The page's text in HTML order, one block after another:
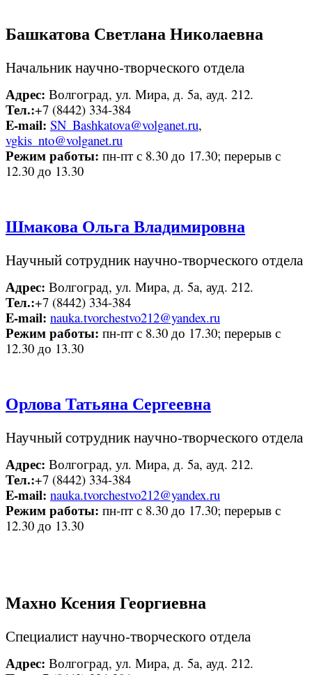
Башкатова Светлана Николаевна
Начальник научно-творческого отдела
Адрес: Волгоград, ул. Мира, д. 5а, ауд. 212.
Тел.:+7 (8442) 334-384
E-mail: SN_Bashkatova@volganet.ru,
vgkis_nto@volganet.ru
Режим работы: пн-пт с 8.30 до 17.30; перерыв с
12.30 до 13.30
Шмакова Ольга Владимировна
Научный сотрудник научно-творческого отдела
Адрес: Волгоград, ул. Мира, д. 5а, ауд. 212.
Тел.:+7 (8442) 334-384
E-mail: nauka.tvorchestvo212@yandex.ru
Режим работы: пн-пт с 8.30 до 17.30; перерыв с
12.30 до 13.30
Орлова Татьяна Сергеевна
Научный сотрудник научно-творческого отдела
Адрес: Волгоград, ул. Мира, д. 5а, ауд. 212.
Тел.:+7 (8442) 334-384
E-mail: nauka.tvorchestvo212@yandex.ru
Режим работы: пн-пт с 8.30 до 17.30; перерыв с
12.30 до 13.30
Махно Ксения Георгиевна
Специалист научно-творческого отдела
Адрес: Волгоград, ул. Мира, д. 5а, ауд. 212.